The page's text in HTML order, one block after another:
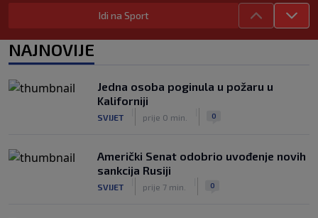
Zvanično: Samed Baždar ima novi klub,
zadužio broj sa velikom "težinom"
NOGOMET prije 5 h
se pitaju gdje je i šta radi (VIDEO)
OSTALI SPORTOVI prije 5 h
Idi na Sport
NAJNOVIJE
Jedna osoba poginula u požaru u
Kaliforniji
SVIJET prije 0 min. 0
Američki Senat odobrio uvođenje novih
sankcija Rusiji
SVIJET prije 7 min. 0